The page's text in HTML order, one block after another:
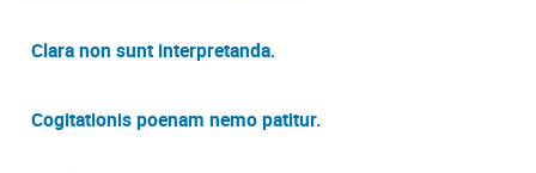
Clara non sunt interpretanda.
Cogitationis poenam nemo patitur.